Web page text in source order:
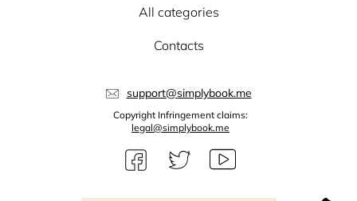
All categories
Contacts
support@simplybook.me
Copyright Infringement claims:
legal@simplybook.me